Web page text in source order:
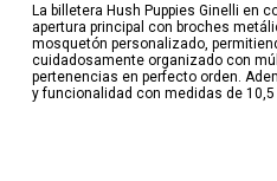
La billetera Hush Puppies Ginelli en
apertura principal con broches
mosquetón personalizado,
cuidadosamente organizado con
pertenencias en perfecto orden.
y funcionalidad con medidas de